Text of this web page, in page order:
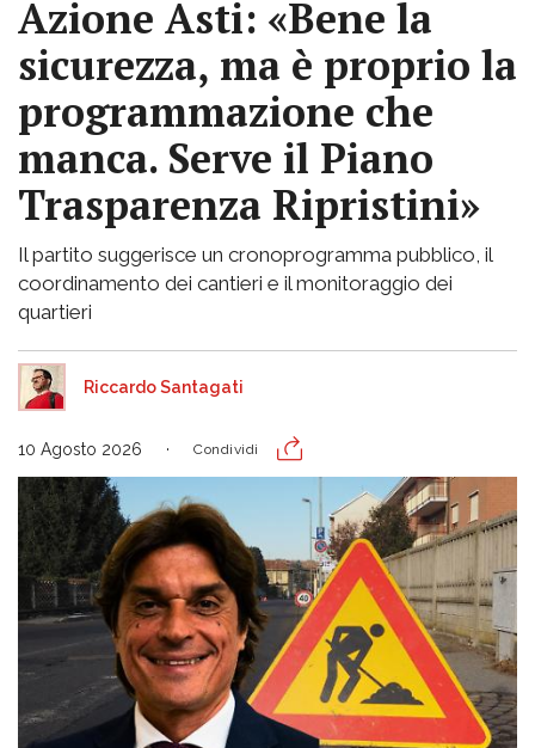
Azione Asti: «Bene la
sicurezza, ma è proprio la
programmazione che
manca. Serve il Piano
Trasparenza Ripristini»
Il partito suggerisce un cronoprogramma pubblico, il
coordinamento dei cantieri e il monitoraggio dei
quartieri
Riccardo Santagati
10 Agosto 2026 Condividi